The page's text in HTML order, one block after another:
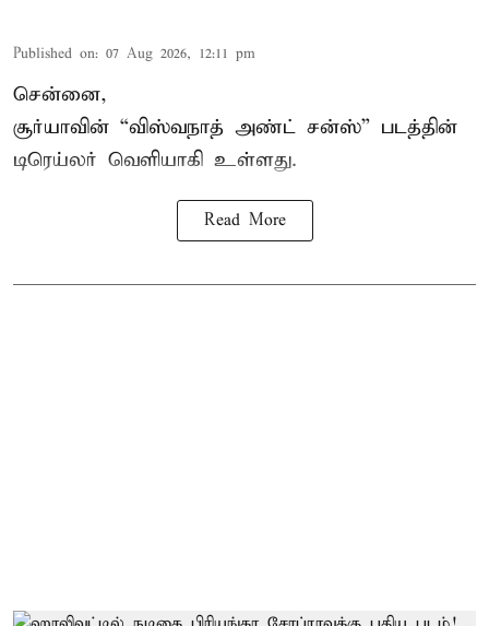
Published on: 07 Aug 2026, 12:11 pm
சென்னை,
சூர்யாவின் “விஸ்வநாத் அண்ட் சன்ஸ்” படத்தின்
டிரெய்லர் வெளியாகி உள்ளது.
Read More